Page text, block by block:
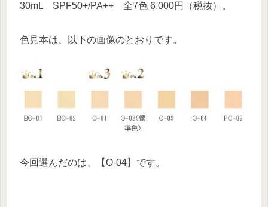
30mL SPF50+/PA++ 全7色 6,000円（税抜）。
色見本は、以下の画像のとおりです。
今回選んだのは、【O-04】です。